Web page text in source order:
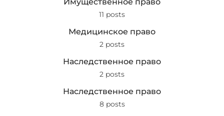
11 posts
Медицинское право
2 posts
Наследственное право
2 posts
Наследственное право
8 posts